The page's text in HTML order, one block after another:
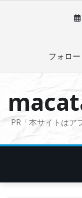
に
フォロー
PR「本サイトはア